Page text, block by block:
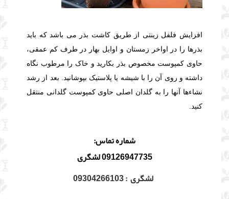
افزایش فلفل زینتی از طریق کاشت بذر می باشد که باید
بذرها را در اواخر زمستان و اوایل بهار در طرف کم عمقی،
حاوی کمپوست مخصوص بذر بکارید و خاک را مرطوب نگاه
داشته و روی آن را با شیشه یا پلاستیک بپوشانید. بعد از رشد
نشاءها آنها را به گلدان اصلی حاوی کمپوست گلدانی منتقل
کنید.
شماره تماس:
09126947735 لشگری
لشگری : 09304266103